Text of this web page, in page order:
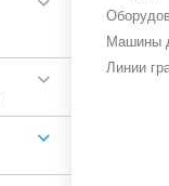
Машины
Линии